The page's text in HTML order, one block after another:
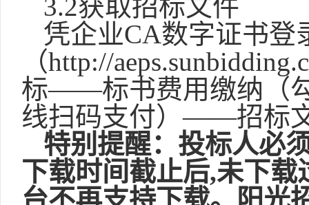
3.2获取招标文件
凭企业CA数字证书登
（http://
标——标书费用缴纳（
线扫码支付）——招标
特别提醒：投标人必
下载时间截止后,未下